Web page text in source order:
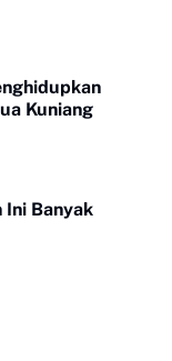
Kuniang
Ini Banyak